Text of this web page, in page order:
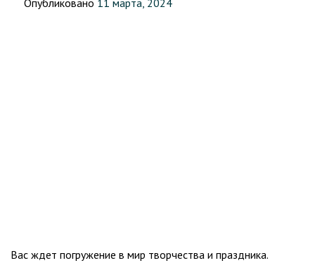
Опубликовано 11 марта, 2024
Вас ждет погружение в мир творчества и праздника.